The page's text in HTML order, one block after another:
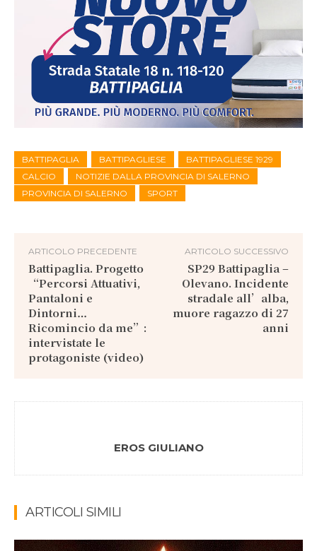
BATTIPAGLIA BATTIPAGLIESE
BATTIPAGLIESE 1929
CALCIO
NOTIZIE DALLA PROVINCIA DI SALERNO
PROVINCIA DI SALERNO
SPORT
ARTICOLO PRECEDENTE
Battipaglia. Progetto
“Percorsi Attuativi,
Pantaloni e
Dintorni…
Ricomincio da me”:
intervistate le
protagoniste (video)
ARTICOLO SUCCESSIVO
SP29 Battipaglia –
Olevano. Incidente
stradale all’alba,
muore ragazzo di 27
anni
EROS GIULIANO
ARTICOLI SIMILI